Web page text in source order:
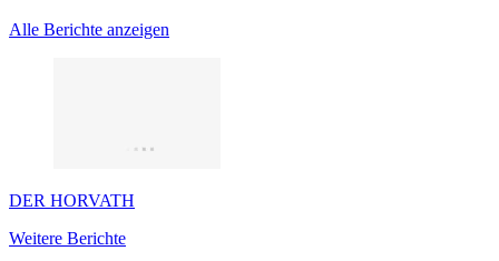
Alle Berichte anzeigen
DER HORVATH
Weitere Berichte